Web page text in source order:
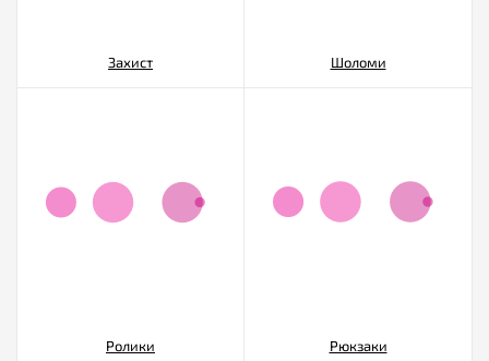
Захист Шоломи
Ролики Рюкзаки